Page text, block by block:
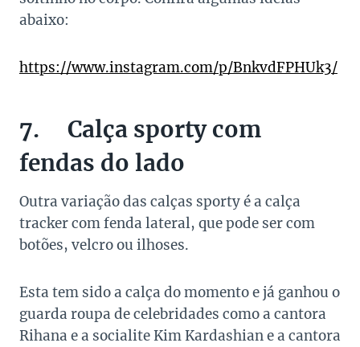
abaixo:
https://www.instagram.com/p/BnkvdFPHUk3/
7. Calça sporty com
fendas do lado
Outra variação das calças sporty é a calça
tracker com fenda lateral, que pode ser com
botões, velcro ou ilhoses.
Esta tem sido a calça do momento e já ganhou o
guarda roupa de celebridades como a cantora
Rihana e a socialite Kim Kardashian e a cantora